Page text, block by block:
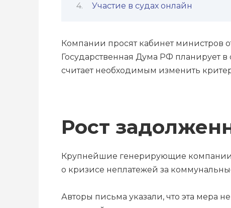
Участие в судах онлайн
Компании просят кабинет министров
Государственная Дума РФ планирует
считает необходимым изменить
Рост
Крупнейшие генерирующие компании
о кризисе неплатежей за
Авторы письма указали, что эта мера